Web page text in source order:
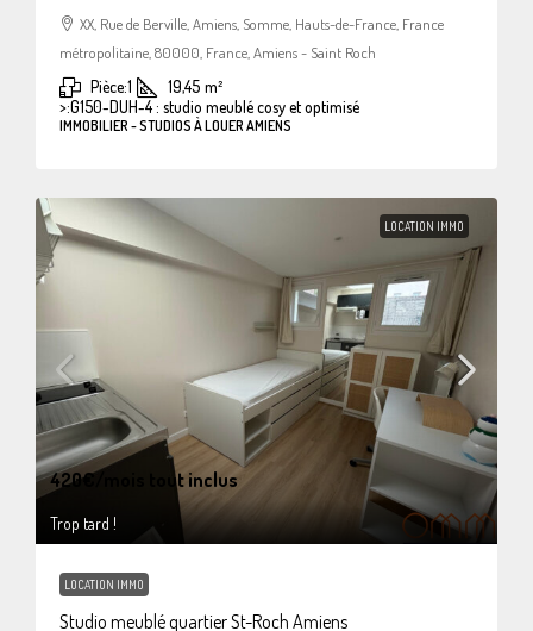
XX, Rue de Berville, Amiens, Somme, Hauts-de-France, France
métropolitaine, 80000, France, Amiens - Saint Roch
Pièce:1 19,45 m²
>:G150-DUH-4 : studio meublé cosy et optimisé
IMMOBILIER - STUDIOS À LOUER AMIENS
LOCATION IMMO
420€/mois tout inclus
Trop tard !
LOCATION IMMO
Studio meublé quartier St-Roch Amiens